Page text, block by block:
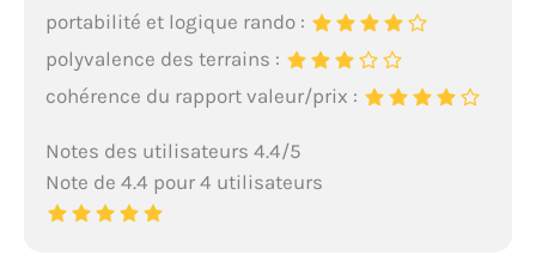
portabilité et logique rando :
polyvalence des terrains :
cohérence du rapport valeur/prix :
Notes des utilisateurs 4.4/5
Note de 4.4 pour 4 utilisateurs